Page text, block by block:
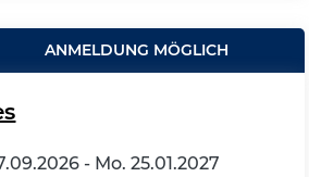
ANMELDUNG MÖGLICH
- Mo. 25.01.2027